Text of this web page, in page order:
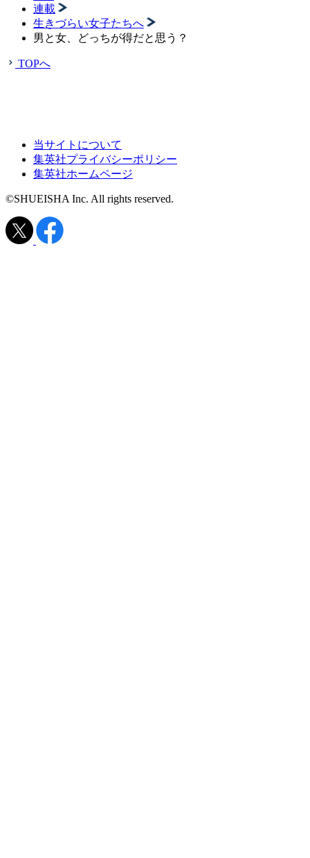
連載
生きづらい女子たちへ
男と女、どっちが得だと思う？
TOPへ
当サイトについて
集英社プライバシーポリシー
集英社ホームページ
©SHUEISHA Inc. All rights reserved.